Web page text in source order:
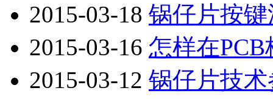
2015-03-18 锅仔片按
2015-03-16 怎样在
2015-03-12 锅仔片技